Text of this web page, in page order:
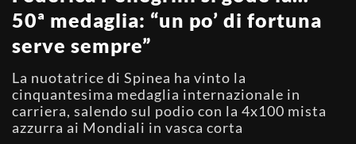
50ª medaglia: “un po’ di fortuna
serve sempre”
La nuotatrice di Spinea ha vinto la
cinquantesima medaglia internazionale in
carriera, salendo sul podio con la 4x100 mista
azzurra ai Mondiali in vasca corta